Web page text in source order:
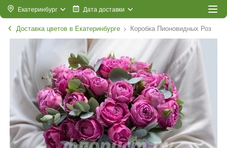
Екатеринбург Дата доставки
Доставка цветов в Екатеринбурге Коробка Пионовидных Роз